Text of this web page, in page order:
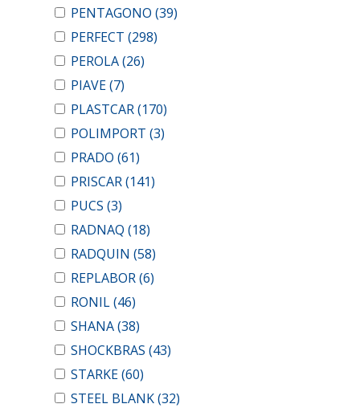
PENTAGONO (39)
PERFECT (298)
PEROLA(26)
PIAVE(7)
PLASTCAR(170)
POLIMPORT (3)
PRADO (61)
PRISCAR(141)
PUCS (3)
RADNAQ (18)
RADQUIN (58)
REPLABOR(6)
RONIL(46)
SHANA(38)
SHOCKBRAS (43)
STARKE(60)
STEEL BLANK(32)